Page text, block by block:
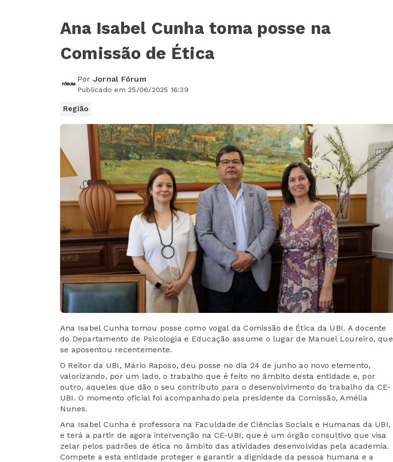
Ana Isabel Cunha toma posse na
Comissão de Ética
Por Jornal Fórum
Publicado em 25/06/2025 16:39
Região
Ana Isabel Cunha tomou posse como vogal da Comissão de Ética da UBI. A docente
do Departamento de Psicologia e Educação assume o lugar de Manuel Loureiro, que
se aposentou recentemente.
O Reitor da UBI, Mário Raposo, deu posse no dia 24 de junho ao novo elemento,
valorizando, por um lado, o trabalho que é feito no âmbito desta entidade e, por
outro, aqueles que dão o seu contributo para o desenvolvimento do trabalho da CE-
UBI. O momento oficial foi acompanhado pela presidente da Comissão, Amélia
Nunes.
Ana Isabel Cunha é professora na Faculdade de Ciências Sociais e Humanas da UBI,
e terá a partir de agora intervenção na CE-UBI, que é um órgão consultivo que visa
zelar pelos padrões de ética no âmbito das atividades desenvolvidas pela academia.
Compete a esta entidade proteger e garantir a dignidade da pessoa humana e a